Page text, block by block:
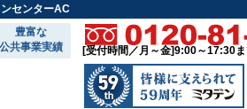
センターAC
豊富な
公共事業実績
[受付時間／月～金]9:00～17:30